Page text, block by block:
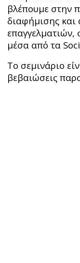
βλέπουμε στην
διαφήμισης και
μέσα από τα
Το σεμινάριο
βεβαιώσεις